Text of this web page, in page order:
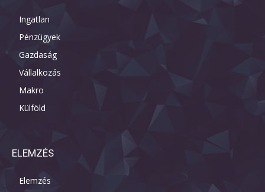
Ingatlan
Pénzügyek
Gazdaság
Vállalkozás
Makro
Külföld
ELEMZÉS
Elemzés